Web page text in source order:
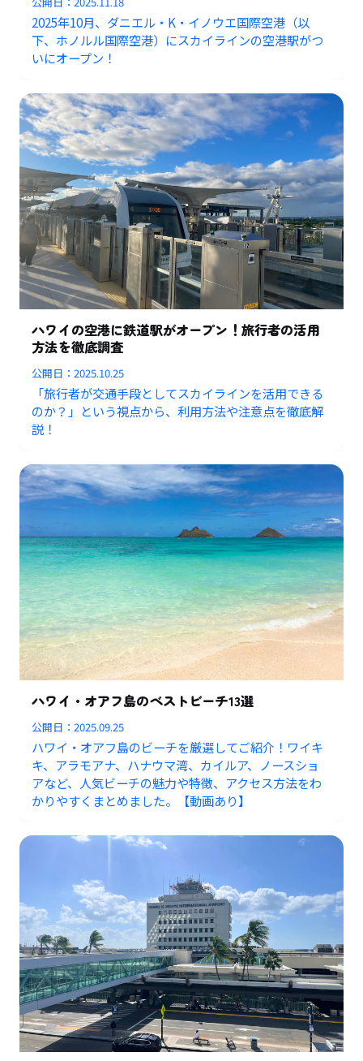
2025年10月、ダニエル・K・イノウエ国際空港（以
下、ホノルル国際空港）にスカイラインの空港駅がつ
いにオープン！
ハワイの空港に鉄道駅がオープン！旅行者の活用
方法を徹底調査
公開日：2025.10.25
「旅行者が交通手段としてスカイラインを活用できる
のか？」という視点から、利用方法や注意点を徹底解
説！
ハワイ・オアフ島のベストビーチ13選
公開日：2025.09.25
ハワイ・オアフ島のビーチを厳選してご紹介！ワイキ
キ、アラモアナ、ハナウマ湾、カイルア、ノースショ
アなど、人気ビーチの魅力や特徴、アクセス方法をわ
かりやすくまとめました。【動画あり】